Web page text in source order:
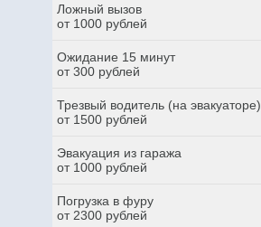
Ложный вызов
от 1000 рублей
Ожидание 15 минут
от 300 рублей
Трезвый водитель (на эвакуаторе)
от 1500 рублей
Эвакуация из гаража
от 1000 рублей
Погрузка в фуру
от 2300 рублей